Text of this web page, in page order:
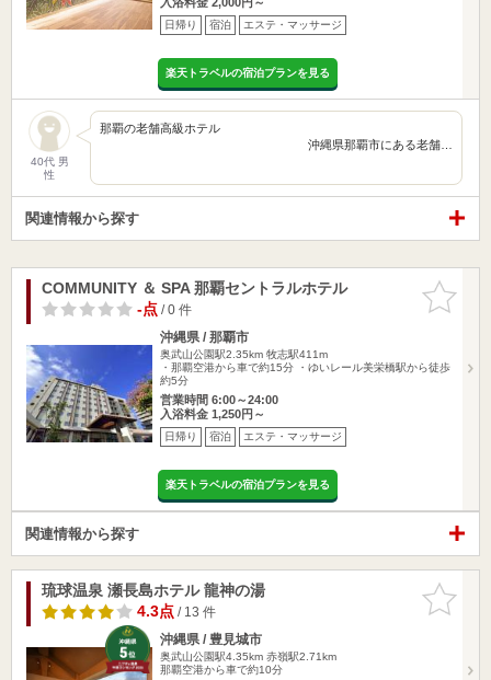
日帰り 宿泊 エステ・マッサージ
楽天トラベルの宿泊プランを見る
40代 男
性
那覇の老舗高級ホテル
沖縄県那覇市にある老舗…
関連情報から探す
お気に入
りに追加
COMMUNITY ＆ SPA 那覇セントラルホテル
-点/ 0 件
沖縄県 / 那覇市
奥武山公園駅2.35km 牧志駅411m
・那覇空港から車で約15分 ・ゆいレール美栄橋駅から徒歩
約5分
営業時間 6:00～24:00
入浴料金 1,250円～
日帰り 宿泊 エステ・マッサージ
楽天トラベルの宿泊プランを見る
関連情報から探す
お気に入
りに追加
琉球温泉 瀬長島ホテル 龍神の湯
4.3点/ 13 件
沖縄県 / 豊見城市
奥武山公園駅4.35km 赤嶺駅2.71km
那覇空港から車で約10分